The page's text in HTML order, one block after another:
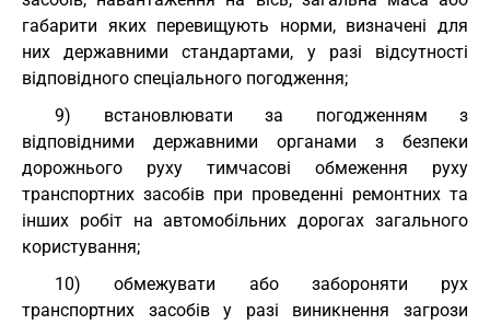
габарити яких перевищують норми, визначені для
них державними стандартами, у разі відсутності
відповідного спеціального погодження;
9) встановлювати за погодженням з
відповідними державними органами з безпеки
дорожнього руху тимчасові обмеження руху
транспортних засобів при проведенні ремонтних та
інших робіт на автомобільних дорогах загального
користування;
10) обмежувати або забороняти рух
транспортних засобів у разі виникнення загрози